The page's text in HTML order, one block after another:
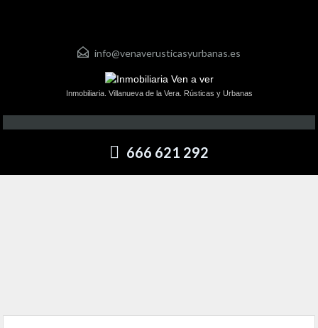
info@venaverusticasyurbanas.es
Inmobiliaria. Villanueva de la Vera. Rústicas y Urbanas
666 621 292